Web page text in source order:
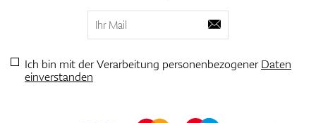
Ich bin mit der Verarbeitung personenbezogenerDaten
einverstanden